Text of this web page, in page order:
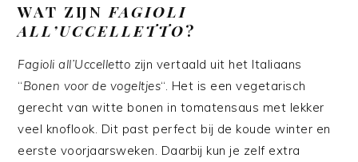
WAT ZIJN FAGIOLI
ALL’UCCELLETTO?
Fagioli all’Uccelletto zijn vertaald uit het Italiaans
“Bonen voor de vogeltjes“. Het is een vegetarisch
gerecht van witte bonen in tomatensaus met lekker
veel knoflook. Dit past perfect bij de koude winter en
eerste voorjaarsweken. Daarbij kun je zelf extra